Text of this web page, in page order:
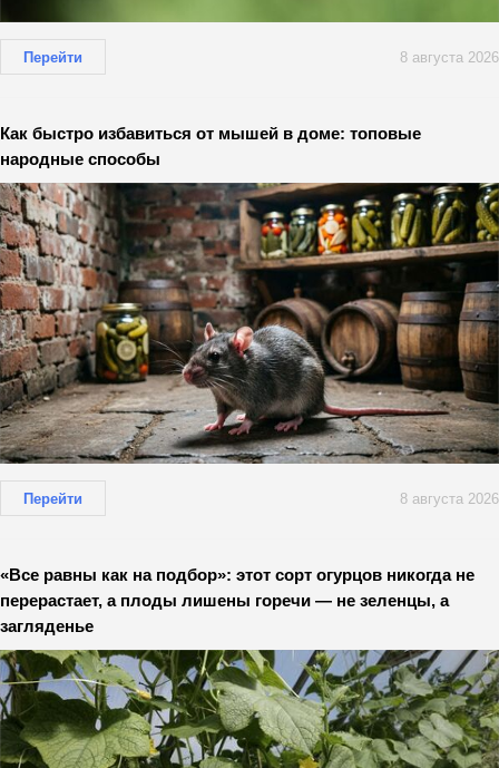
Перейти 8 августа 2026
Как быстро избавиться от мышей в доме: топовые
народные способы
Перейти 8 августа 2026
«Все равны как на подбор»: этот сорт огурцов никогда не
перерастает, а плоды лишены горечи — не зеленцы, а
загляденье